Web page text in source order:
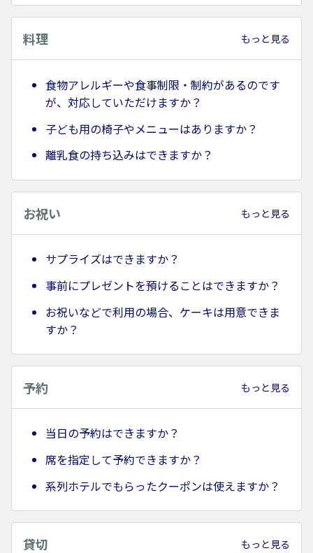
料理 もっと見る
食物アレルギーや食事制限・制約があるのです
が、対応していただけますか？
子ども用の椅子やメニューはありますか？
離乳食の持ち込みはできますか？
お祝い もっと見る
サプライズはできますか？
事前にプレゼントを預けることはできますか？
お祝いなどで利用の場合、ケーキは用意できま
すか？
予約 もっと見る
当日の予約はできますか？
席を指定して予約できますか？
系列ホテルでもらったクーポンは使えますか？
貸切 もっと見る